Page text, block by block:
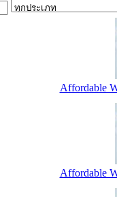
Affordable
Affordable